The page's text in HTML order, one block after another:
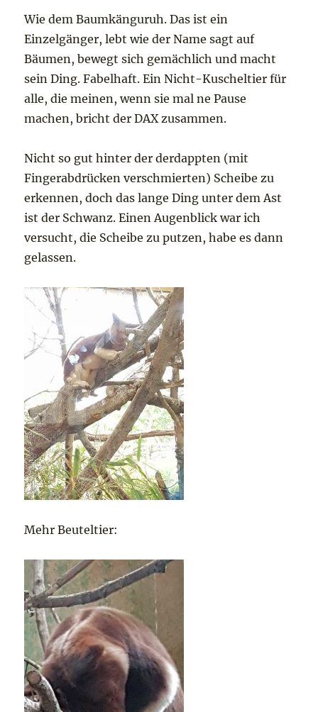
Wie dem Baumkänguruh. Das ist ein
Einzelgänger, lebt wie der Name sagt auf
Bäumen, bewegt sich gemächlich und macht
sein Ding. Fabelhaft. Ein Nicht-Kuscheltier für
alle, die meinen, wenn sie mal ne Pause
machen, bricht der DAX zusammen.
Nicht so gut hinter der derdappten (mit
Fingerabdrücken verschmierten) Scheibe zu
erkennen, doch das lange Ding unter dem Ast
ist der Schwanz. Einen Augenblick war ich
versucht, die Scheibe zu putzen, habe es dann
gelassen.
Mehr Beuteltier: